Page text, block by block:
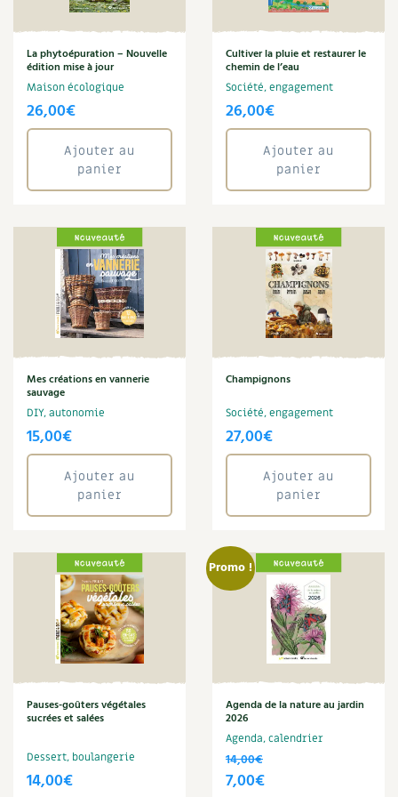
Compléments
Dossier
Actualités
Vidéos et podcasts
Conseils vidéo des4 saisons
Secrets d’abonné
Tous au jardin ! avec Pascal
La vie secrète du jardin
BD : La folle histoire des plantes
Amandine Geers
Aménagement jardin
Anne Denis
Arbre
Aromathérapie
Art
Autonomie
Aymeric Lazarin
Bien-être
Blaise Leclerc
Boulange
Bricolage
Brigitte Fichaux
Brigitte Lapouge-Déjean
Cécile Baudet
Champignon
Christine Cieur
Claire Desmares-Poirrier
Claude Aubert
Claudine Luu
Climat
Compost
Conservation
Cyril Bouvet
David Melbeck
Denis Pépin
Énergie
Enfants
Fleur
Franck Janin
Graines
Habitat
Jardin bio
La phytoépuration – Nouvelle
édition mise à jour
Maison écologique
26,00€
Ajouter au
panier
Cultiver la pluie et restaurer le
chemin de l’eau
Société, engagement
26,00€
Ajouter au
panier
Mes créations en vannerie
sauvage
DIY, autonomie
15,00€
Ajouter au
panier
Champignons
Société, engagement
27,00€
Ajouter au
panier
Pauses-goûters végétales
sucrées et salées
Dessert, boulangerie
14,00€
Promo !
Agenda de la nature au jardin
2026
Agenda, calendrier
14,00€
Le
7,00€Le